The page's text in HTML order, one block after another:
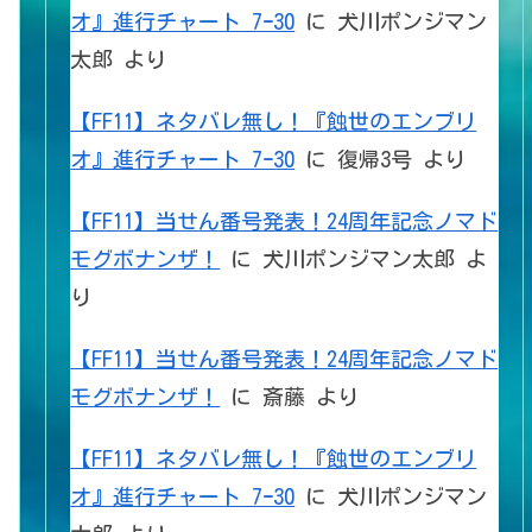
オ』進行チャート 7ｰ30 に 犬川ポンジマン
太郎 より
【FF11】ネタバレ無し！『蝕世のエンブリ
オ』進行チャート 7ｰ30 に復帰3号 より
【FF11】当せん番号発表！24周年記念ノマド
モグボナンザ！
に 犬川ポンジマン太郎 よ
り
【FF11】当せん番号発表！24周年記念ノマド
モグボナンザ！
に斎藤 より
【FF11】ネタバレ無し！『蝕世のエンブリ
オ』進行チャート 7ｰ30 に 犬川ポンジマン